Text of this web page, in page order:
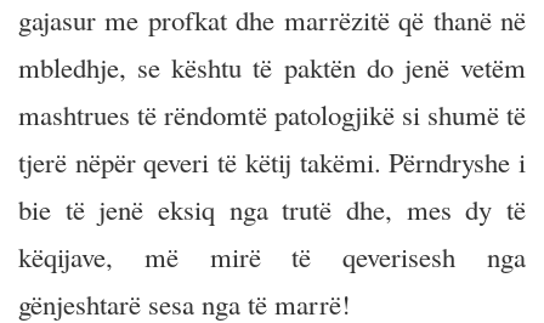
gajasur me profkat dhe marrëzitë që thanë në
mbledhje, se kështu të paktën do jenë vetëm
mashtrues të rëndomtë patologjikë si shumë të
tjerë nëpër qeveri të këtij takëmi. Përndryshe i
bie të jenë eksiq nga trutë dhe, mes dy të
këqijave, më mirë të qeverisesh nga
gënjeshtarë sesa nga të marrë!